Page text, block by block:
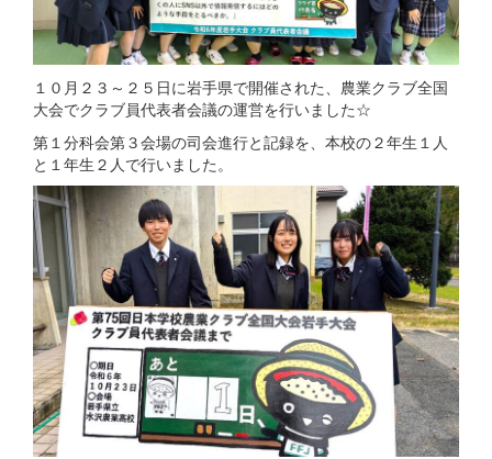
１０月２３～２５日に岩手県で開催された、農業クラブ全国
大会でクラブ員代表者会議の運営を行いました☆
第１分科会第３会場の司会進行と記録を、本校の２年生１人
と１年生２人で行いました。